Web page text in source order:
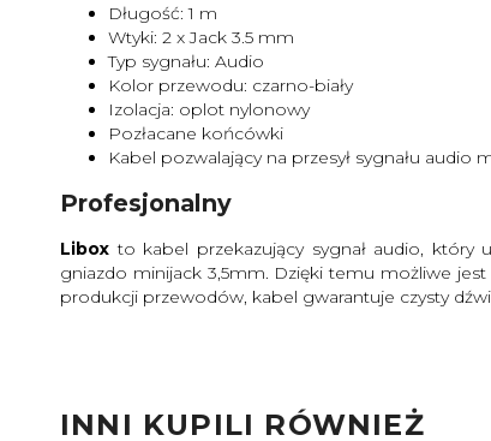
Długość: 1 m
Wtyki: 2 x Jack 3.5 mm
Typ sygnału: Audio
Kolor przewodu: czarno-biały
Izolacja: oplot nylonowy
Pozłacane końcówki
Kabel pozwalający na przesył sygnału
Profesjonalny
Libox to kabel przekazujący sygnał audio,
gniazdo minijack 3,5mm. Dzięki temu możliwe
produkcji przewodów, kabel gwarantuje czysty
INNI KUPILI RÓWNIEŻ